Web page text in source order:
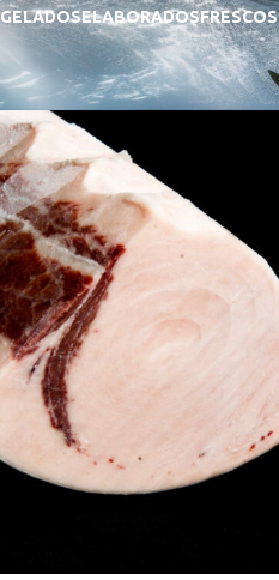
ELABORADOSFRESCOS